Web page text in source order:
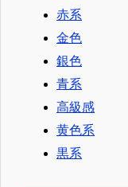
赤系
金色
銀色
青系
高級感
黄色系
黒系